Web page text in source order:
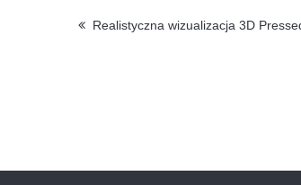
Realistyczna wizualizacja 3D